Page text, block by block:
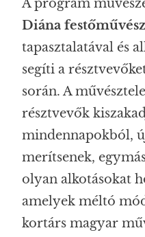
A program
Diána festőművész
tapasztalatával és
segíti a
során. A
résztvevők
mindennapokból,
merítsenek,
olyan alkotásokat
amelyek méltó
kortárs magyar